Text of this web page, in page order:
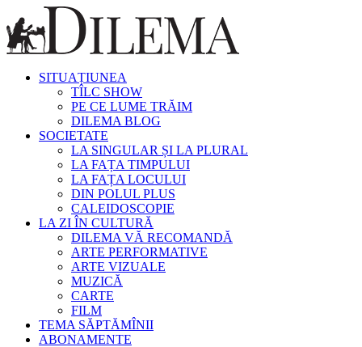
SITUAȚIUNEA
TÎLC SHOW
PE CE LUME TRĂIM
DILEMA BLOG
SOCIETATE
LA SINGULAR ȘI LA PLURAL
LA FAȚA TIMPULUI
LA FAȚA LOCULUI
DIN POLUL PLUS
CALEIDOSCOPIE
LA ZI ÎN CULTURĂ
DILEMA VĂ RECOMANDĂ
ARTE PERFORMATIVE
ARTE VIZUALE
MUZICĂ
CARTE
FILM
TEMA SĂPTĂMÎNII
ABONAMENTE